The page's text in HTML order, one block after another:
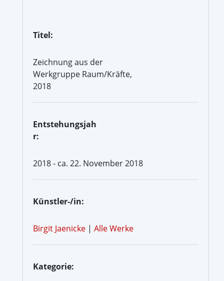
Titel:
Zeichnung aus der
Werkgruppe Raum/Kräfte,
2018
Entstehungsjah
r:
2018 - ca. 22. November 2018
Künstler-/in:
Birgit Jaenicke | Alle Werke
Kategorie: